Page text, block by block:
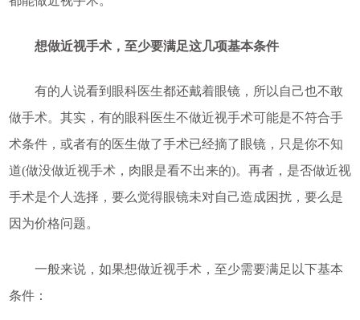
想做近视手术，至少要满足这几项基本条件
有的人说看到眼科医生都还戴着眼镜，所以自己也不敢
做手术。其实，有的眼科医生不做近视手术可能是不符合手
术条件，或者有的医生做了手术已经摘了眼镜，只是你不知
道(做没做近视手术，肉眼是看不出来的)。再者，是否做近视
手术是个人选择，要么觉得眼镜未对自己造成困扰，要么是
因为价格问题。
一般来说，如果想做近视手术，至少需要满足以下基本
条件：